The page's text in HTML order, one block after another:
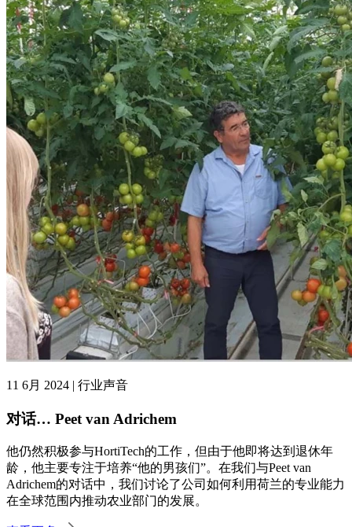
11 6月 2024 | 行业声音
对话… Peet van Adrichem
他仍然积极参与HortiTech的工作，但由于他即将达到退休年
龄，他主要专注于培养“他的男孩们”。在我们与Peet van
Adrichem的对话中，我们讨论了公司如何利用荷兰的专业能力
在全球范围内推动农业部门的发展。